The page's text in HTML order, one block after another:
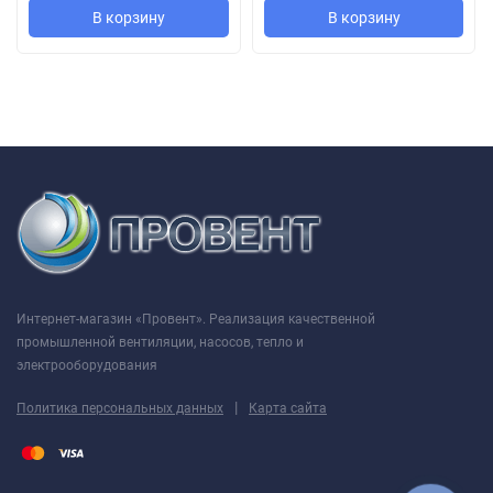
в системах вентиляции
Вид со стороны всасывания
В корзину В корзину
Интернет-магазин «Провент». Реализация качественной
промышленной вентиляции, насосов, тепло и
электрооборудования
Политика персональных данных | Карта сайта